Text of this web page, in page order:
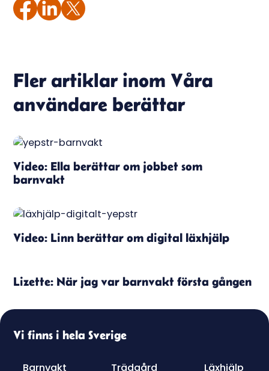
Fler artiklar inom Våra
användare berättar
Video: Ella berättar om jobbet som
barnvakt
Video: Linn berättar om digital läxhjälp
Lizette: När jag var barnvakt första gången
Vi finns i hela Sverige
Barnvakt Trädgård Läxhjälp